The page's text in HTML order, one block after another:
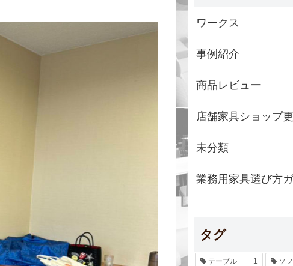
ワークス
事例紹介
商品レビュー
店舗家具ショップ
未分類
業務用家具選び方
タグ
テーブル 1 ソ